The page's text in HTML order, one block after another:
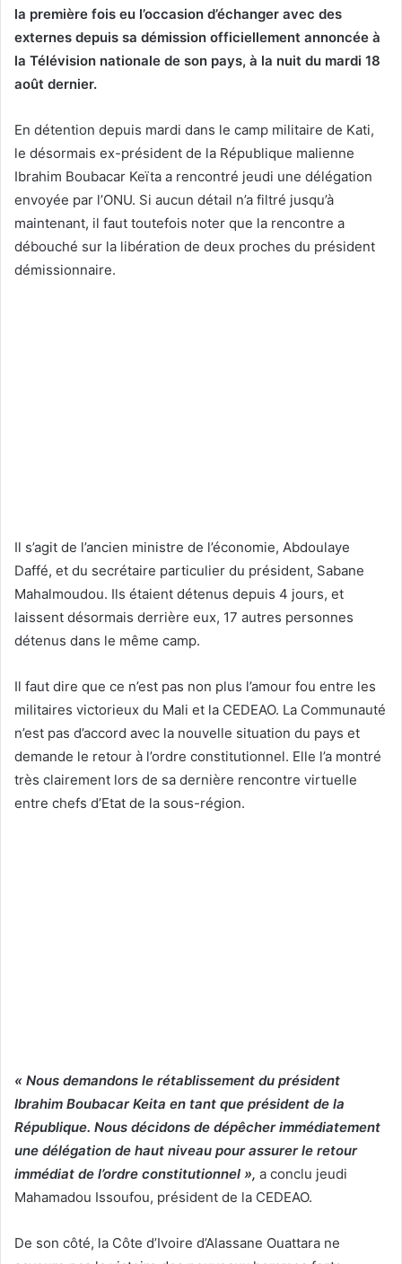
la première fois eu l’occasion d’échanger avec des
externes depuis sa démission officiellement annoncée à
la Télévision nationale de son pays, à la nuit du mardi 18
août dernier.
En détention depuis mardi dans le camp militaire de Kati,
le désormais ex-président de la République malienne
Ibrahim Boubacar Keïta a rencontré jeudi une délégation
envoyée par l’ONU. Si aucun détail n’a filtré jusqu’à
maintenant, il faut toutefois noter que la rencontre a
débouché sur la libération de deux proches du président
démissionnaire.
Il s’agit de l’ancien ministre de l’économie, Abdoulaye
Daffé, et du secrétaire particulier du président, Sabane
Mahalmoudou. Ils étaient détenus depuis 4 jours, et
laissent désormais derrière eux, 17 autres personnes
détenus dans le même camp.
Il faut dire que ce n’est pas non plus l’amour fou entre les
militaires victorieux du Mali et la CEDEAO. La Communauté
n’est pas d’accord avec la nouvelle situation du pays et
demande le retour à l’ordre constitutionnel. Elle l’a montré
très clairement lors de sa dernière rencontre virtuelle
entre chefs d’Etat de la sous-région.
« Nous demandons le rétablissement du président
Ibrahim Boubacar Keita en tant que président de la
République. Nous décidons de dépêcher immédiatement
une délégation de haut niveau pour assurer le retour
immédiat de l’ordre constitutionnel », a conclu jeudi
Mahamadou Issoufou, président de la CEDEAO.
De son côté, la Côte d’Ivoire d’Alassane Ouattara ne